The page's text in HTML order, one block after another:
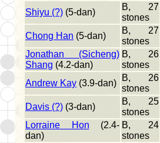
Shiyu (?) (5-dan)
B, 27
stones
Chong Han (5-dan)
B, 27
stones
Jonathan (Sicheng)
Shang (4.2-dan)
B, 26
stones
Andrew Kay (3.9-dan)
B, 26
stones
Davis (?) (3-dan)
B, 25
stones
Lorraine Hon (2.4-
dan)
B, 24
stones